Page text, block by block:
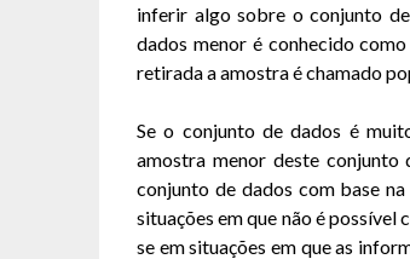
inferir algo sobre o conjunto
dados menor é conhecido
retirada a amostra é chamado
Se o conjunto de dados é
amostra menor deste conjunto
conjunto de dados com base
situações em que não é
se em situações em que as